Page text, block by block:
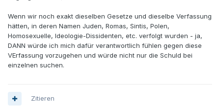
Wenn wir noch exakt dieselben Gesetze und dieselbe Verfassung
hätten, in deren Namen Juden, Romas, Sintis, Polen,
Homosexuelle, Ideologie-Dissidenten, etc. verfolgt wurden - ja,
DANN würde ich mich dafür verantwortlich fühlen gegen diese
VErfassung vorzugehen und würde nicht nur die Schuld bei
einzelnen suchen.
Zitieren